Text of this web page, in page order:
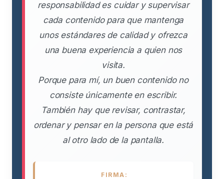
responsabilidad es cuidar y supervisar
cada contenido para que mantenga
unos estándares de calidad y ofrezca
una buena experiencia a quien nos
visita.
Porque para mí, un buen contenido no
consiste únicamente en escribir.
También hay que revisar, contrastar,
ordenar y pensar en la persona que está
al otro lado de la pantalla.
FIRMA: